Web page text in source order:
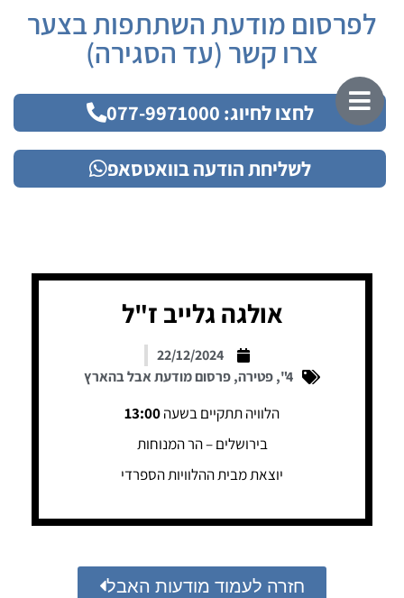
לפרסום מודעת השתתפות בצער
צרו קשר (עד הסגירה)
לחצו לחיוג: 077-9971000
לשליחת הודעה בוואטסאפ
אולגה גלייב ז"ל
22/12/2024
4"
,פטירה,פרסום מודעת אבל בהארץ
הלוויה תתקיים בשעה13:00
בירושלים – הר המנוחות
יוצאת מבית ההלוויות הספרדי
חזרה לעמוד מודעות האבל